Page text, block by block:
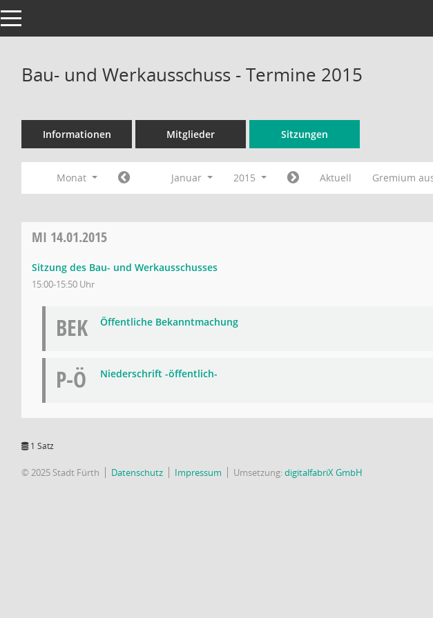
Toggle navigation
Bau- und Werkausschuss - Termine 2015
Informationen Mitglieder Sitzungen
Monat Januar 2015 Aktuell Gremium
MI 14.01.2015
Sitzung des Bau- und Werkausschusses
15:00-15:50 Uhr
BEK Öffentliche Bekanntmachung
P-Ö Niederschrift -öffentlich-
1 Satz
© 2025 Stadt Fürth Datenschutz Impressum Umsetzung:digitalfabriX GmbH